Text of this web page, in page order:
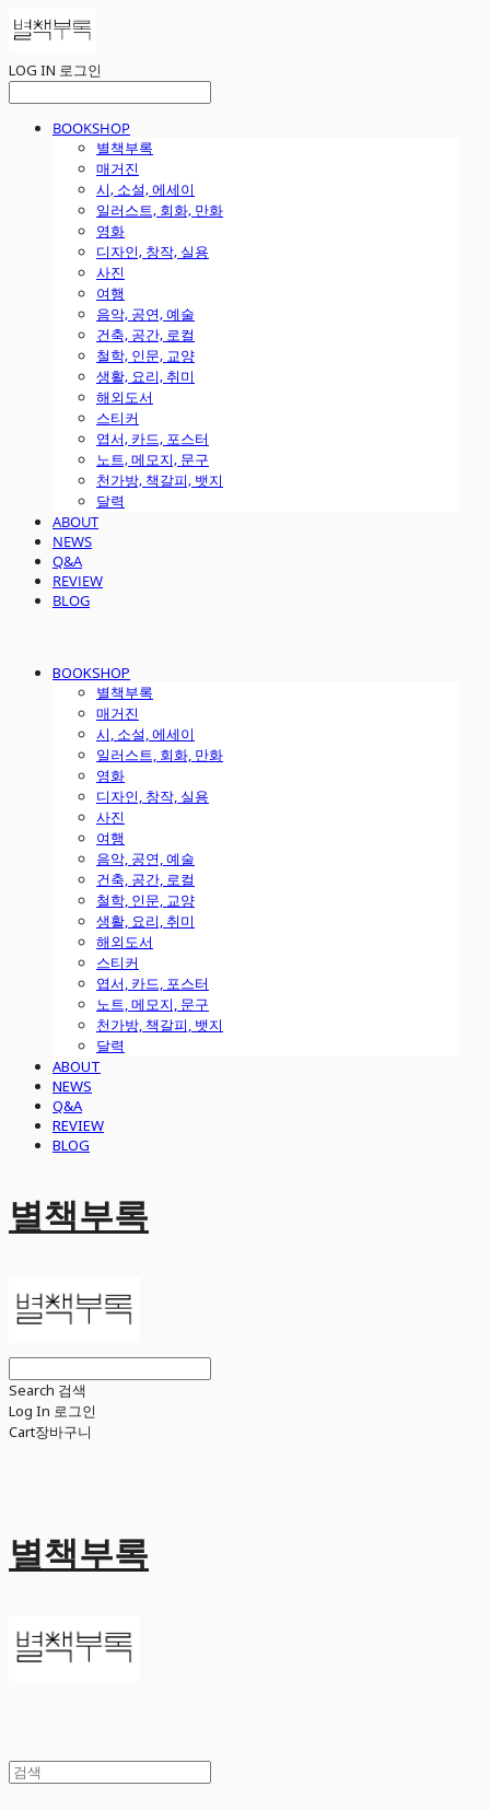
LOG IN 로그인
BOOKSHOP
별책부록
매거진
시, 소설, 에세이
일러스트, 회화, 만화
영화
디자인, 창작, 실용
사진
여행
음악, 공연, 예술
건축, 공간, 로컬
철학, 인문, 교양
생활, 요리, 취미
해외도서
스티커
엽서, 카드, 포스터
노트, 메모지, 문구
천가방, 책갈피, 뱃지
달력
ABOUT
NEWS
Q&A
REVIEW
BLOG
BOOKSHOP
별책부록
매거진
시, 소설, 에세이
일러스트, 회화, 만화
영화
디자인, 창작, 실용
사진
여행
음악, 공연, 예술
건축, 공간, 로컬
철학, 인문, 교양
생활, 요리, 취미
해외도서
스티커
엽서, 카드, 포스터
노트, 메모지, 문구
천가방, 책갈피, 뱃지
달력
ABOUT
NEWS
Q&A
REVIEW
BLOG
별책부록
Search 검색
Log In 로그인
Cart장바구니
별책부록